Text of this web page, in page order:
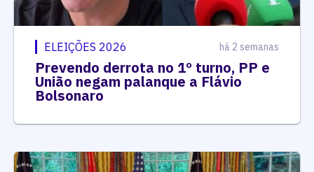
ELEIÇÕES 2026 há 2 semanas
Prevendo derrota no 1º turno, PP e
União negam palanque a Flávio
Bolsonaro